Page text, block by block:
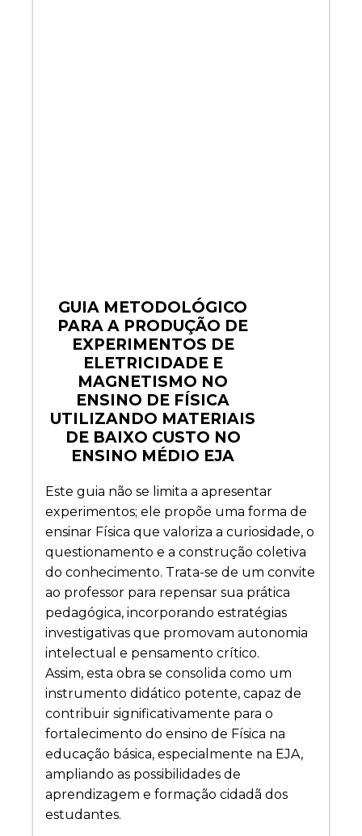
GUIA METODOLÓGICO
PARA A PRODUÇÃO DE
EXPERIMENTOS DE
ELETRICIDADE E
MAGNETISMO NO
ENSINO DE FÍSICA
UTILIZANDO MATERIAIS
DE BAIXO CUSTO NO
ENSINO MÉDIO EJA
Este guia não se limita a apresentar
experimentos; ele propõe uma forma de
ensinar Física que valoriza a curiosidade, o
questionamento e a construção coletiva
do conhecimento. Trata-se de um convite
ao professor para repensar sua prática
pedagógica, incorporando estratégias
investigativas que promovam autonomia
intelectual e pensamento crítico.
Assim, esta obra se consolida como um
instrumento didático potente, capaz de
contribuir significativamente para o
fortalecimento do ensino de Física na
educação básica, especialmente na EJA,
ampliando as possibilidades de
aprendizagem e formação cidadã dos
estudantes.